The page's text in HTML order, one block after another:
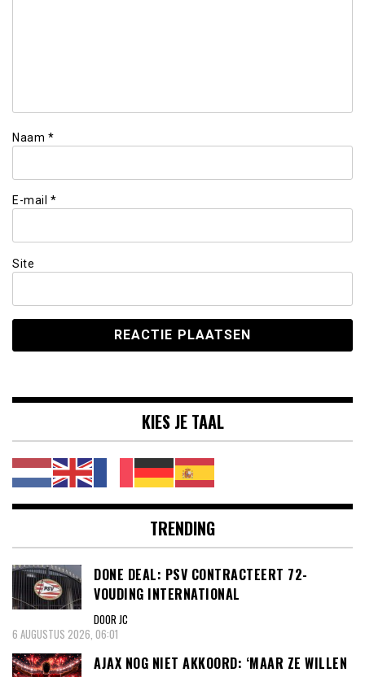
Naam *
E-mail *
Site
KIES JE TAAL
TRENDING
DONE DEAL: PSV CONTRACTEERT 72-
VOUDING INTERNATIONAL
DOOR JC
6 AUGUSTUS 2026, 06:01
AJAX NOG NIET AKKOORD: ‘MAAR ZE WILLEN